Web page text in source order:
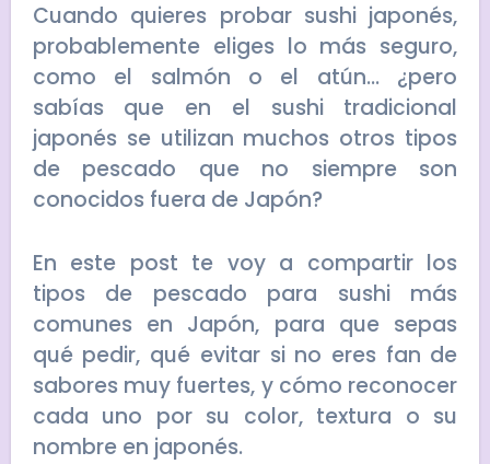
Cuando quieres probar sushi japonés,
probablemente eliges lo más seguro,
como el salmón o el atún… ¿pero
sabías que en el sushi tradicional
japonés se utilizan muchos otros tipos
de pescado que no siempre son
conocidos fuera de Japón?
En este post te voy a compartir los
tipos de pescado para sushi más
comunes en Japón, para que sepas
qué pedir, qué evitar si no eres fan de
sabores muy fuertes, y cómo reconocer
cada uno por su color, textura o su
nombre en japonés.